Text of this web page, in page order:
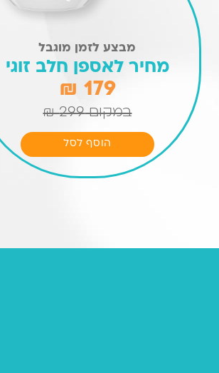
מבצע לזמן מוגבל
מחיר לאספן חלב זוגי
179 ₪
במקום 299 ₪
המחיר
המקורי
היה:
המחיר
הנוכחי
הוא:
הוסף לסל